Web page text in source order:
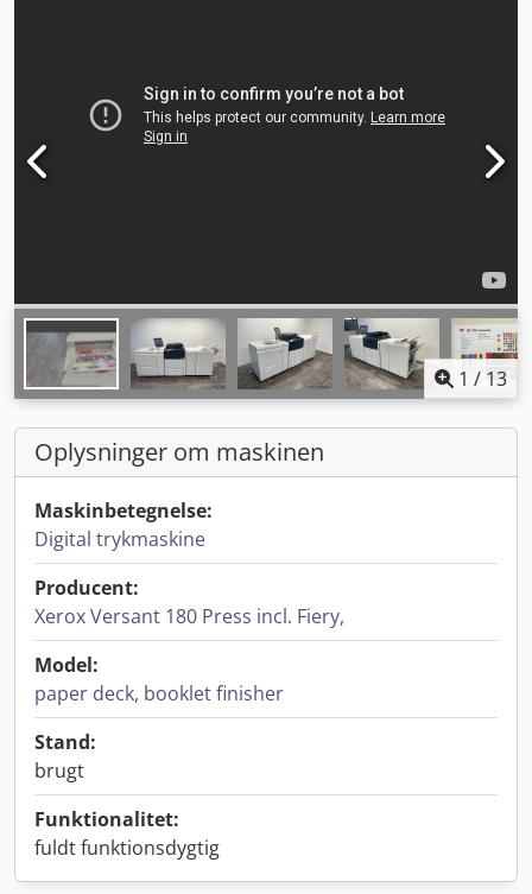
1 / 13
Oplysninger om maskinen
Maskinbetegnelse:
Digital trykmaskine
Producent:
Xerox Versant 180 Press incl. Fiery,
Model:
paper deck, booklet finisher
Stand:
brugt
Funktionalitet:
fuldt funktionsdygtig